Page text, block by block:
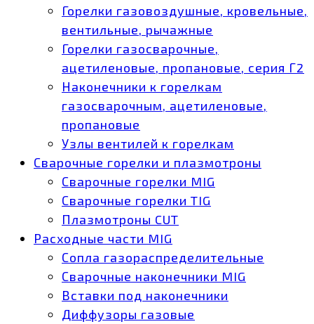
Горелки газовоздушные, кровельные,
вентильные, рычажные
Горелки газосварочные,
ацетиленовые, пропановые, серия Г2
Наконечники к горелкам
газосварочным, ацетиленовые,
пропановые
Узлы вентилей к горелкам
Сварочные горелки и плазмотроны
Сварочные горелки MIG
Сварочные горелки TIG
Плазмотроны CUT
Расходные части MIG
Сопла газораспределительные
Сварочные наконечники MIG
Вставки под наконечники
Диффузоры газовые